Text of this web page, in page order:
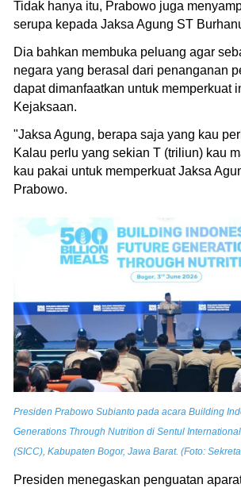
Tidak hanya itu, Prabowo juga
serupa kepada Jaksa Agung ST
Dia bahkan membuka peluang agar
negara yang berasal dari penanganan
dapat dimanfaatkan untuk memperkuat
Kejaksaan.
"Jaksa Agung, berapa saja yang kau
Kalau perlu yang sekian T (triliun) kau
kau pakai untuk memperkuat Jaksa
Prabowo.
Presiden Prabowo Subianto pada acara Building
Generations Through Nutrition di Sentul
(SICC), Kabupaten Bogor, Jawa Barat. (Foto:
Presiden menegaskan penguatan